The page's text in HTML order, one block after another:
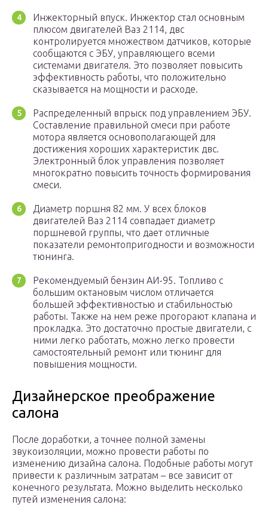
Инжекторный впуск. Инжектор стал основным
плюсом двигателей Ваз 2114, двс
контролируется множеством датчиков, которые
сообщаются с ЭБУ, управляющего всеми
системами двигателя. Это позволяет повысить
эффективность работы, что положительно
сказывается на мощности и расходе.
Распределенный впрыск под управлением ЭБУ.
Составление правильной смеси при работе
мотора является основополагающей для
достижения хороших характеристик двс.
Электронный блок управления позволяет
многократно повысить точность формирования
смеси.
Диаметр поршня 82 мм. У всех блоков
двигателей Ваз 2114 совпадает диаметр
поршневой группы, что дает отличные
показатели ремонтопригодности и возможности
тюнинга.
Рекомендуемый бензин АИ-95. Топливо с
большим октановым числом отличается
большей эффективностью и стабильностью
работы. Также на нем реже прогорают клапана и
прокладка. Это достаточно простые двигатели, с
ними легко работать, можно легко провести
самостоятельный ремонт или тюнинг для
повышения мощности.
Дизайнерское преображение
салона
После доработки, а точнее полной замены
звукоизоляции, можно провести работы по
изменению дизайна салона. Подобные работы могут
привести к различным затратам – все зависит от
конечного результата. Можно выделить несколько
путей изменения салона: